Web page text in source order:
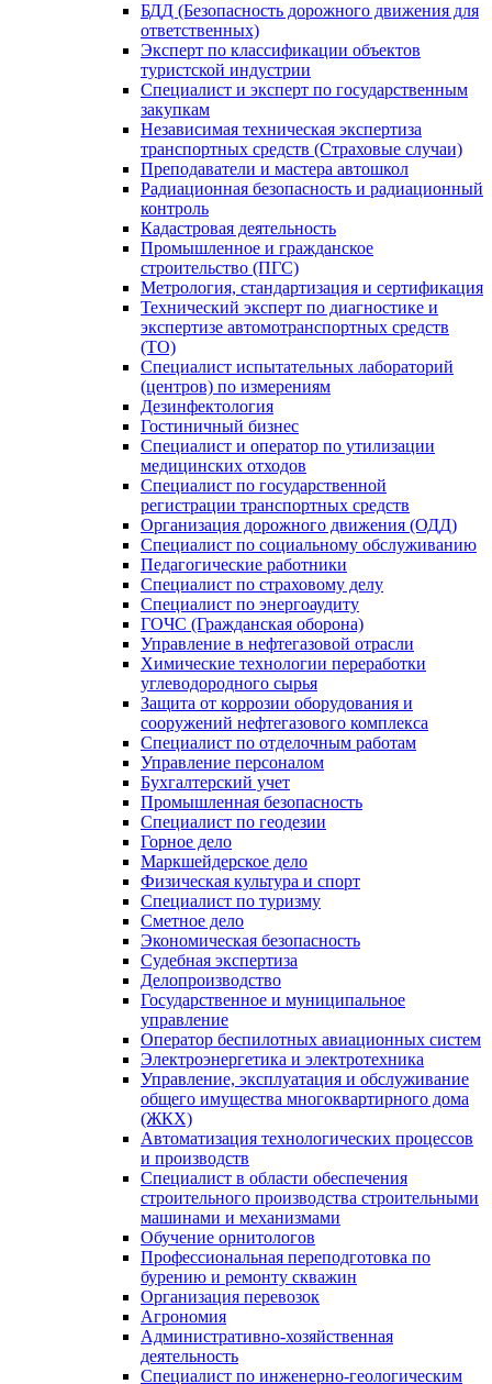
БДД (Безопасность дорожного движения для
ответственных)
Эксперт по классификации объектов
туристской индустрии
Специалист и эксперт по государственным
закупкам
Независимая техническая экспертиза
транспортных средств (Страховые случаи)
Преподаватели и мастера автошкол
Радиационная безопасность и радиационный
контроль
Кадастровая деятельность
Промышленное и гражданское
строительство (ПГС)
Метрология, стандартизация и сертификация
Технический эксперт по диагностике и
экспертизе автомотранспортных средств
(ТО)
Специалист испытательных лабораторий
(центров) по измерениям
Дезинфектология
Гостиничный бизнес
Специалист и оператор по утилизации
медицинских отходов
Специалист по государственной
регистрации транспортных средств
Организация дорожного движения (ОДД)
Специалист по социальному обслуживанию
Педагогические работники
Специалист по страховому делу
Специалист по энергоаудиту
ГОЧС (Гражданская оборона)
Управление в нефтегазовой отрасли
Химические технологии переработки
углеводородного сырья
Защита от коррозии оборудования и
сооружений нефтегазового комплекса
Специалист по отделочным работам
Управление персоналом
Бухгалтерский учет
Промышленная безопасность
Специалист по геодезии
Горное дело
Маркшейдерское дело
Физическая культура и спорт
Специалист по туризму
Сметное дело
Экономическая безопасность
Судебная экспертиза
Делопроизводство
Государственное и муниципальное
управление
Оператор беспилотных авиационных систем
Электроэнергетика и электротехника
Управление, эксплуатация и обслуживание
общего имущества многоквартирного дома
(ЖКХ)
Автоматизация технологических процессов
и производств
Специалист в области обеспечения
строительного производства строительными
машинами и механизмами
Обучение орнитологов
Профессиональная переподготовка по
бурению и ремонту скважин
Организация перевозок
Агрономия
Административно-хозяйственная
деятельность
Специалист по инженерно-геологическим